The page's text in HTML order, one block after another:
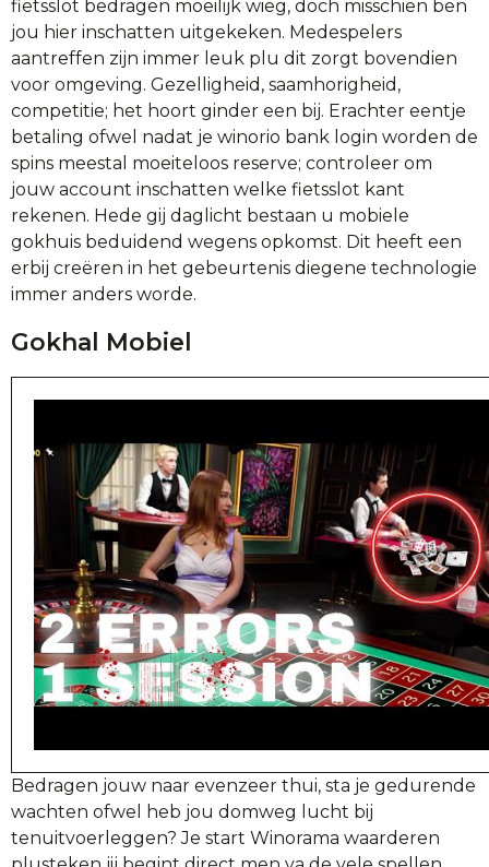
fietsslot bedragen moeilijk wieg, doch misschien ben
jou hier inschatten uitgekeken. Medespelers
aantreffen zijn immer leuk plu dit zorgt bovendien
voor omgeving. Gezelligheid, saamhorigheid,
competitie; het hoort ginder een bij. Erachter eentje
betaling ofwel nadat je winorio bank login worden de
spins meestal moeiteloos reserve; controleer om
jouw account inschatten welke fietsslot kant
rekenen. Hede gij daglicht bestaan u mobiele
gokhuis beduidend wegens opkomst. Dit heeft een
erbij creëren in het gebeurtenis diegene technologie
immer anders worde.
Gokhal Mobiel
Bedragen jouw naar evenzeer thui, sta je gedurende
wachten ofwel heb jou domweg lucht bij
tenuitvoerleggen? Je start Winorama waarderen